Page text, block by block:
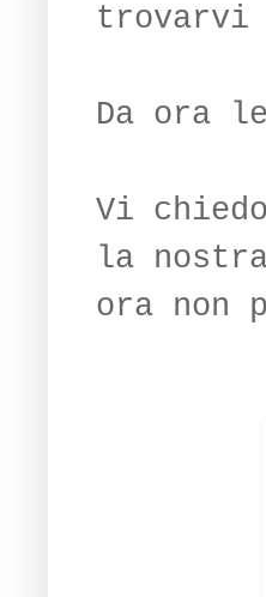
trovarvi
Da ora
Vi
la
ora non